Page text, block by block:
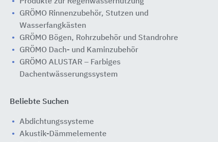
GRÖMO Rinnenzubehör, Stutzen und
Wasserfangkästen
GRÖMO Bögen, Rohrzubehör und Standrohre
GRÖMO Dach- und Kaminzubehör
GRÖMO ALUSTAR – Farbiges
Dachentwässerungssystem
Beliebte Suchen
Abdichtungssysteme
Akustik-Dämmelemente